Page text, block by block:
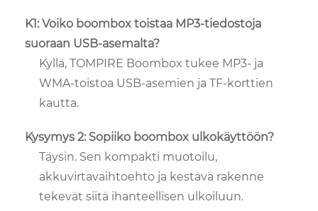
K1: Voiko boombox toistaa MP3-tiedostoja
suoraan USB-asemalta?
Kyllä, TOMPIRE Boombox tukee MP3- ja
WMA-toistoa USB-asemien ja TF-korttien
kautta.
Kysymys 2: Sopiiko boombox ulkokäyttöön?
Täysin. Sen kompakti muotoilu,
akkuvirtavaihtoehto ja kestävä rakenne
tekevät siitä ihanteellisen ulkoiluun.